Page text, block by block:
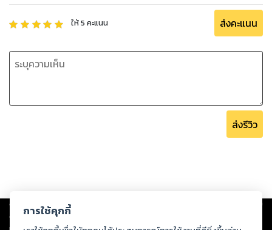
ให้5 คะแนน ส่งคะแนน
ส่งรีวิว
Copyright © 2026
ต่อผลงานหรือเนื้อหาใดที่อัปโหลดผ่านเว็บไซต์และปรากฏว่าละเมิดสิทธิใน
การใช้คุกกี้